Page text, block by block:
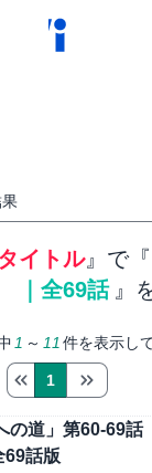
タイトル』で『
｜全69話 』
1 ～ 11 件を表示し
1
の道」第60-69
69話版